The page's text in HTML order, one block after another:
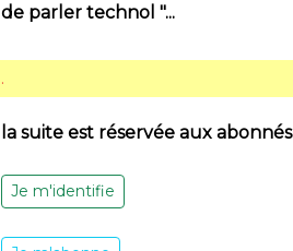
de parler technol "...
.
la suite est réservée aux abonnés
Je m'identifie